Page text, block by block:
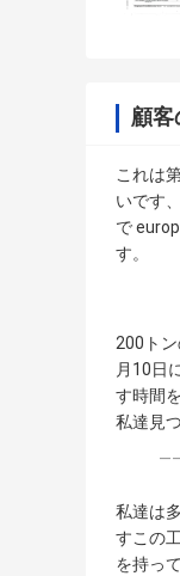
顧客
これは
いです
で
す。
200ト
月10日
す時間
私達見
私達は
すこの
を持っ